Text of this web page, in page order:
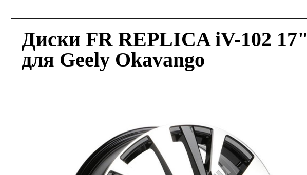
Диски FR REPLICA iV-102 17"
для Geely Okavango